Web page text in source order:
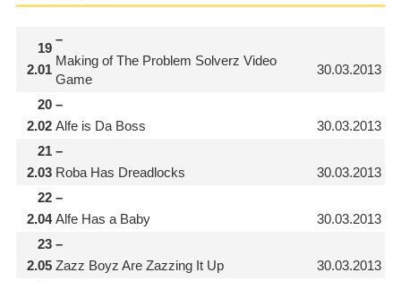
19
2.01
–
Making of The Problem Solverz Video
Game
30.03.2013
20
2.02
–
Alfe is Da Boss
30.03.2013
21
2.03
–
Roba Has Dreadlocks
30.03.2013
22
2.04
–
Alfe Has a Baby
30.03.2013
23
2.05
–
Zazz Boyz Are Zazzing It Up
30.03.2013